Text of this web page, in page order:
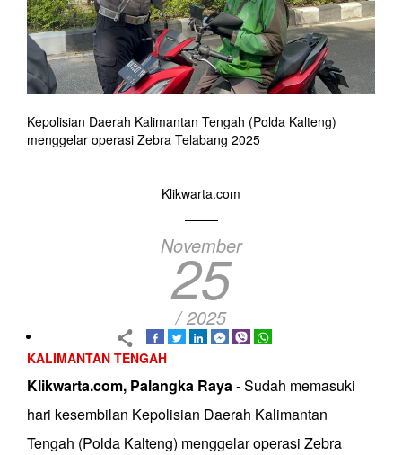
Kepolisian Daerah Kalimantan Tengah (Polda Kalteng)
menggelar operasi Zebra Telabang 2025
Klikwarta.com
November
25
/ 2025
KALIMANTAN TENGAH
Klikwarta.com, Palangka Raya- Sudah memasuki
hari kesembilan Kepolisian Daerah Kalimantan
Tengah (Polda Kalteng) menggelar operasi Zebra